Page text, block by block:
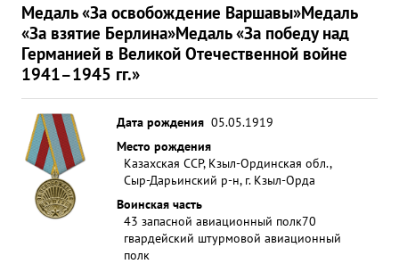
Медаль «За освобождение Варшавы»Медаль
«За взятие Берлина»Медаль «За победу над
Германией в Великой Отечественной войне
1941–1945 гг.»
Дата рождения 05.05.1919
Место рождения
Казахская ССР, Кзыл-Ординская обл.,
Сыр-Дарьинский р-н, г. Кзыл-Орда
Воинская часть
43 запасной авиационный полк70
гвардейский штурмовой авиационный
полк